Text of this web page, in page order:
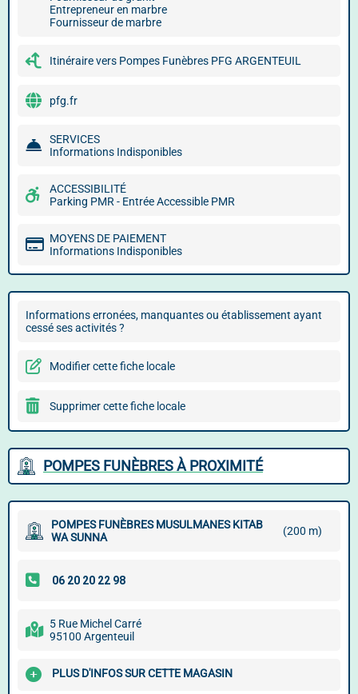
Entrepreneur en marbre
Fournisseur de marbre
Itinéraire vers Pompes Funèbres PFG ARGENTEUIL
pfg.fr
SERVICES
Informations Indisponibles
ACCESSIBILITÉ
Parking PMR - Entrée Accessible PMR
MOYENS DE PAIEMENT
Informations Indisponibles
Informations erronées, manquantes ou établissement ayant
cessé ses activités ?
Modifier cette fiche locale
Supprimer cette fiche locale
POMPES FUNÈBRES À PROXIMITÉ
POMPES FUNÈBRES MUSULMANES KITAB
WA SUNNA
(200 m)
5 Rue Michel Carré
95100 Argenteuil
PLUS D'INFOS SUR CETTE MAGASIN